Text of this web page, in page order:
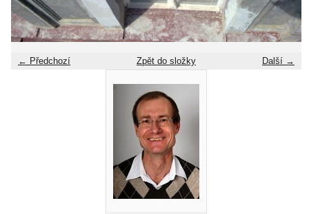
← Předchozí Další →
Zpět do složky